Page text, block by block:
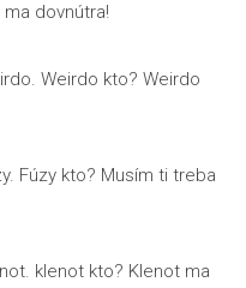
dovnútra!
Weirdo kto? Weirdo
Fúzy kto? Musím ti treba
klenot kto? Klenot ma